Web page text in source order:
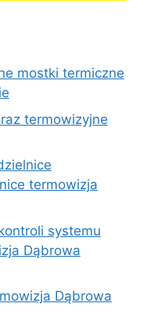
mostki termiczne
termowizyjne
termowizja
systemu
Dąbrowa
Dąbrowa